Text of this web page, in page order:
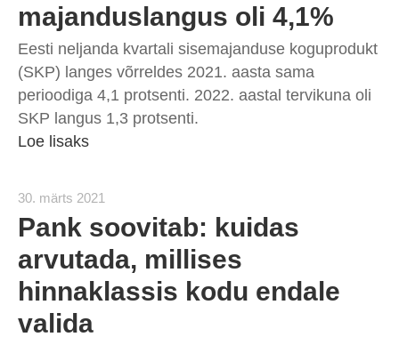
majanduslangus oli 4,1%
Eesti neljanda kvartali sisemajanduse koguprodukt
(SKP) langes võrreldes 2021. aasta sama
perioodiga 4,1 protsenti. 2022. aastal tervikuna oli
SKP langus 1,3 protsenti.
Loe lisaks
30. märts 2021
Pank soovitab: kuidas
arvutada, millises
hinnaklassis kodu endale
valida